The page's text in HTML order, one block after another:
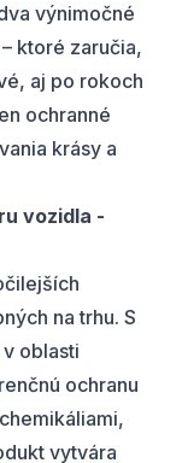
výnimočné
ktoré zaručia,
aj po rokoch
ochranné
krásy a
vozidla -
na trhu. S
oblasti
ochranu
vytvára